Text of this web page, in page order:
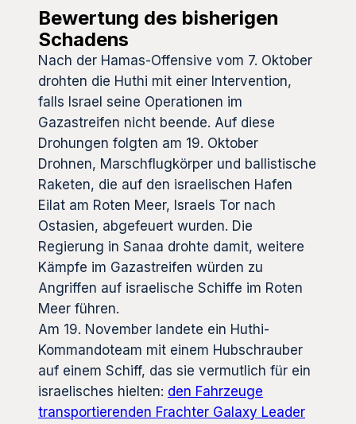
Bewertung des bisherigen
Schadens
Nach der Hamas-Offensive vom 7. Oktober
drohten die Huthi mit einer Intervention,
falls Israel seine Operationen im
Gazastreifen nicht beende. Auf diese
Drohungen folgten am 19. Oktober
Drohnen, Marschflugkörper und ballistische
Raketen, die auf den israelischen Hafen
Eilat am Roten Meer, Israels Tor nach
Ostasien, abgefeuert wurden. Die
Regierung in Sanaa drohte damit, weitere
Kämpfe im Gazastreifen würden zu
Angriffen auf israelische Schiffe im Roten
Meer führen.
Am 19. November landete ein Huthi-
Kommandoteam mit einem Hubschrauber
auf einem Schiff, das sie vermutlich für ein
israelisches hielten: den Fahrzeuge
transportierenden Frachter Galaxy Leader